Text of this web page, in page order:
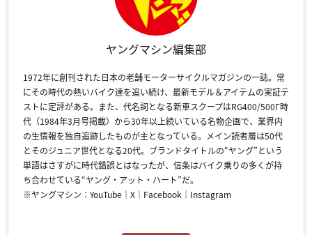
ヤングマシン編集部
1972年に創刊された日本の老舗モーターサイクルマガジンの一誌。常
にその時代の熱いバイク達を追い続け、最新モデル＆アイテムの実証テ
ストに定評がある。また、代名詞となる新車スクープはRG400/500Γ時
代（1984年3月号掲載）から30年以上続いている名物企画で、業界内
の生情報を独自追跡したものが主となっている。メイン読者層は50代
とそのジュニア世代となる20代。ブランドタイトルの“ヤング”という
単語はさすがに時代錯誤とはなったが、信条はバイク乗りの多くが持
ち合わせている“ヤング・アット・ハート”だ。
※ヤングマシン： YouTube ｜ X ｜ Facebook ｜ Instagram